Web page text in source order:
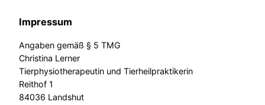
Impressum
Angaben gemäß § 5 TMG
Christina Lerner
Tierphysiotherapeutin und Tierheilpraktikerin
Reithof 1
84036 Landshut